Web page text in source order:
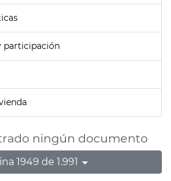
participación
ningún documento
1949 de 1.991